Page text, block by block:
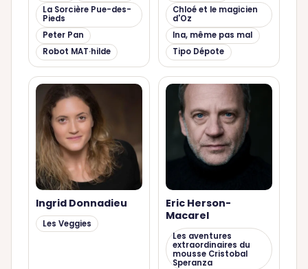
La Sorcière Pue-des-
Pieds
Peter Pan
Robot MAT·hilde
Chloé et le magicien
d'Oz
Ina, même pas mal
Tipo Dépote
Ingrid Donnadieu
Les Veggies
Eric Herson-
Macarel
Les aventures
extraordinaires du
mousse Cristobal
Speranza